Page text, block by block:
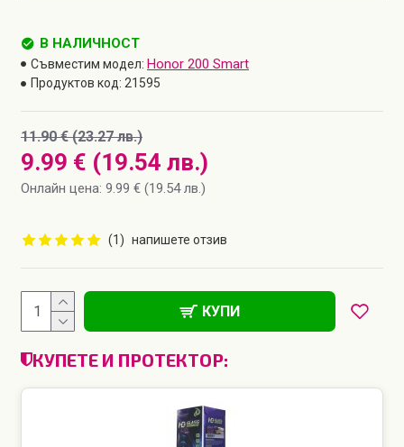
(1) напишете отзив
9.99 € (19.54 лв.)
11.90 € (23.27 лв.)
Онлайн цена: 9.99 € (19.54 лв.)
В НАЛИЧНОСТ
Съвместим модел: Honor 200 Smart
Продуктов код: 21595
КУПИ
КУПЕТЕ И ПРОТЕКТОР: